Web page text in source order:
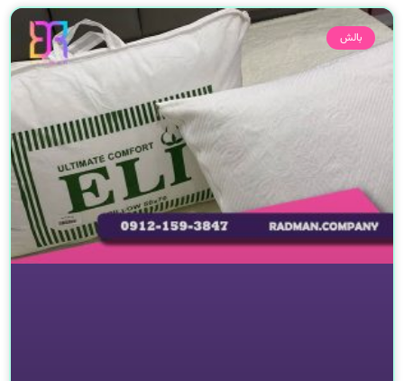
بالش
صفحهصفحه
صفحه صفحه